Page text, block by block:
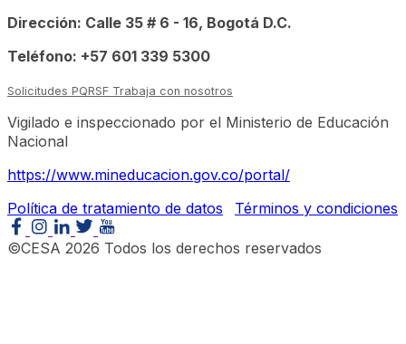
Dirección: Calle 35 # 6 - 16, Bogotá D.C.
Teléfono: +57 601 339 5300
Solicitudes PQRSF Trabaja con nosotros
Vigilado e inspeccionado por el Ministerio de Educación
Nacional
https://www.mineducacion.gov.co/portal/
Política de tratamiento de datos
Términos y condiciones
©CESA 2026 Todos los derechos reservados